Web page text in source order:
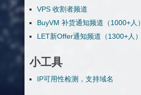
VPS 收割者频道
BuyVM 补货通知频道（1000+人）
LET新Offer通知频道（1300+人）
小工具
IP可用性检测，支持域名